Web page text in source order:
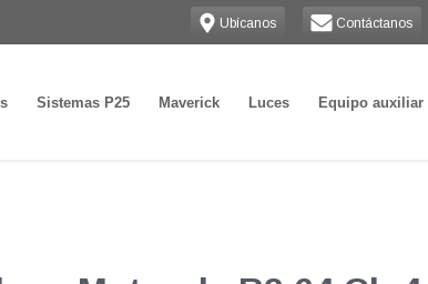
Ubícanos Contáctanos
Sistemas P25 Maverick Luces Equipo auxiliar